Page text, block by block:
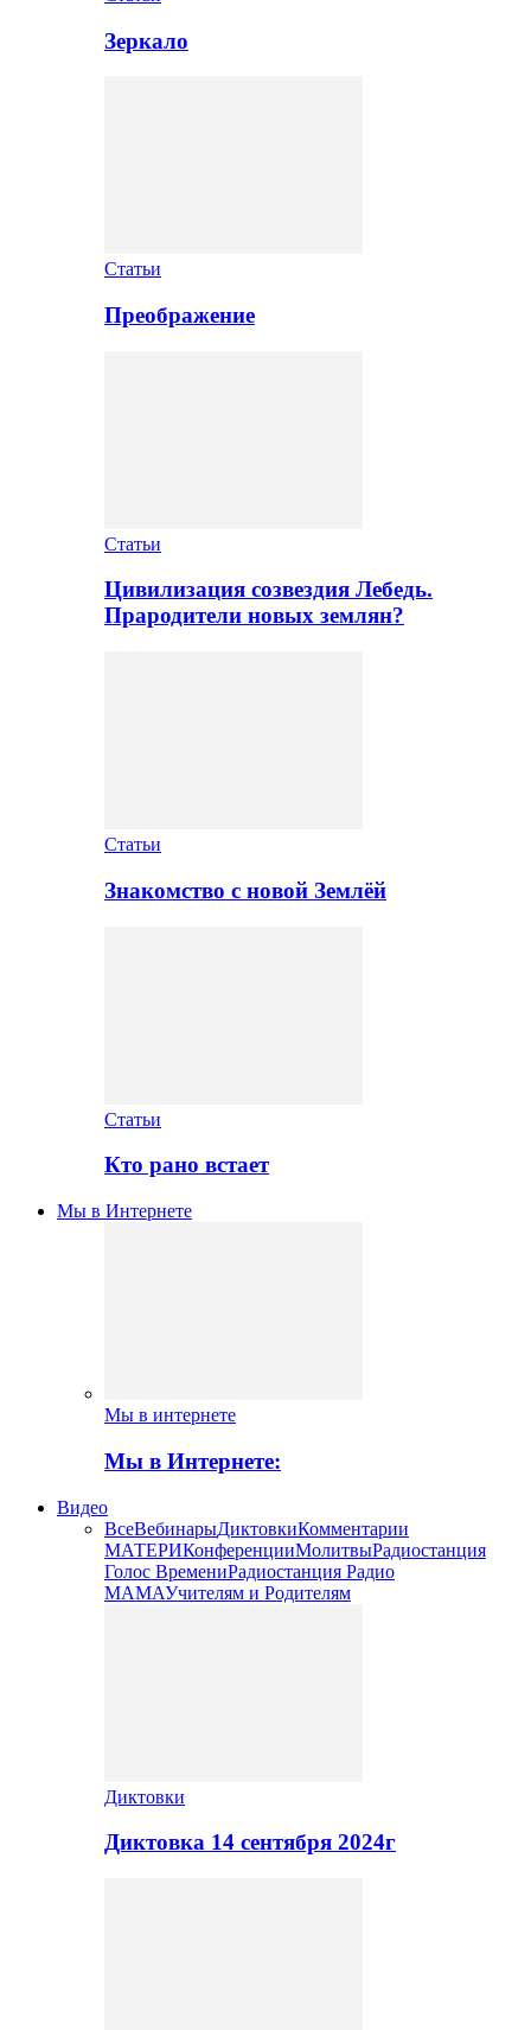
Зеркало
Статьи
Преображение
Статьи
Цивилизация созвездия Лебедь.
Прародители новых землян?
Статьи
Знакомство с новой Землёй
Статьи
Кто рано встает
Мы в Интернете
Мы в интернете
Мы в Интернете:
Видео
ВсеВебинарыДиктовкиКомментарии
МАТЕРИКонференцииМолитвыРадиостанция
Голос ВремениРадиостанция Радио
МАМАУчителям и Родителям
Диктовки
Диктовка 14 сентября 2024г